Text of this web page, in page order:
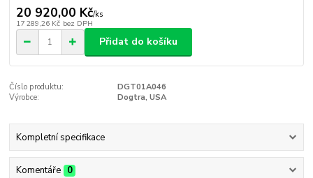
20 920,00 Kč/ks
17 289,26 Kč bez DPH
Přidat do košíku
Číslo produktu:
DGT01A046
Výrobce:
Dogtra, USA
Kompletní specifikace
Komentáře 0